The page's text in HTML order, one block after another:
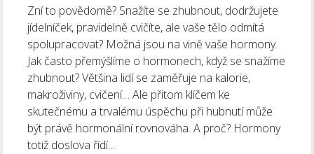
Zní to povědomě? Snažíte se zhubnout, dodržujete
jídelníček, pravidelně cvičíte, ale vaše tělo odmítá
spolupracovat? Možná jsou na vině vaše hormony.
Jak často přemýšlíme o hormonech, když se snažíme
zhubnout? Většina lidí se zaměřuje na kalorie,
makroživiny, cvičení… Ale přitom klíčem ke
skutečnému a trvalému úspěchu při hubnutí může
být právě hormonální rovnováha. A proč? Hormony
totiž doslova řídí...